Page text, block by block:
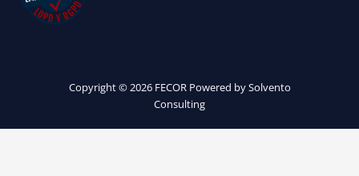
Copyright © 2026 FECOR Powered by Solvento
Consulting